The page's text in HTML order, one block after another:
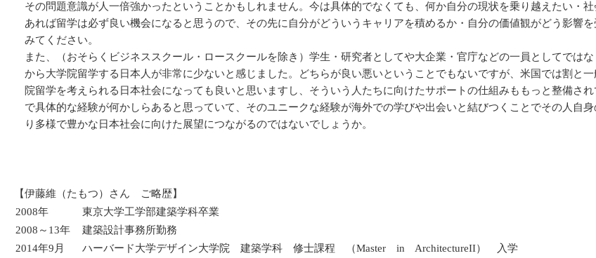
その問題意識が人一倍強かったということかもしれません。今は具体的でなくても、何か自分の現状を乗り越えたい・
あれば留学は必ず良い機会になると思うので、その先に自分がどういうキャリアを積めるか・自分の価値観がどう影響
みてください。
また、（おそらくビジネススクール・ロースクールを除き）学生・研究者としてや大企業・官庁などの一員としてでは
から大学院留学する日本人が非常に少ないと感じました。どちらが良い悪いということでもないですが、米国では割と
院留学を考えられる日本社会になっても良いと思いますし、そういう人たちに向けたサポートの仕組みももっと整備さ
で具体的な経験が何かしらあると思っていて、そのユニークな経験が海外での学びや出会いと結びつくことでその人自
り多様で豊かな日本社会に向けた展望につながるのではないでしょうか。
【伊藤維（たもつ）さん ご略歴】
2008年
東京大学工学部建築学科卒業
2008～13年
建築設計事務所勤務
2014年9月
ハーバード大学デザイン大学院 建築学科 修士課程 （Master in ArchitectureII） 入学